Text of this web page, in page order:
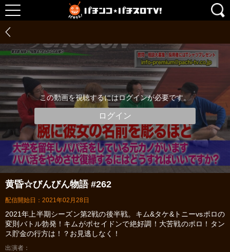
この動画を視聴するにはログインが必要です。
ログイン
黄昏☆びんびん物語 #262
配信開始日：2021年02月28日
2021年上半期シーズン第2戦の後半戦。キム&タケ&トニーvsポロの
変則バトル勃発！キムがポセイドンで絶好調！大苦戦のポロ！タン
ス貯金の行方は！？お見逃しなく！
出演者